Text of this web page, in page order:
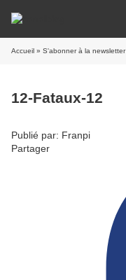
Accueil » S'abonner à la newsletter
12-Fataux-12
Publié par: Franpi
Partager